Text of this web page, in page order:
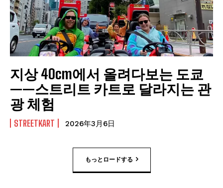
지상 40cm에서 올려다보는 도쿄
——스트리트 카트로 달라지는 관
광 체험
STREETKART 2026年3月6日
もっとロードする